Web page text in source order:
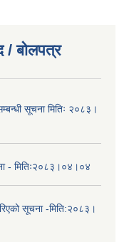
/ बोलपत्र
सूचना मितिः २०८३।
- मितिः२०८३।०४।०४
सूचना -मिति:२०८३।